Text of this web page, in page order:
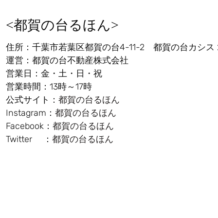
<都賀の台るほん>
住所：千葉市若葉区都賀の台4-11-2 都賀の台カシス
運営：都賀の台不動産株式会社
営業日：金・土・日・祝
営業時間：13時～17時
公式サイト： 都賀の台るほん
Instagram： 都賀の台るほん
Facebook： 都賀の台るほん
Twitter ： 都賀の台るほん